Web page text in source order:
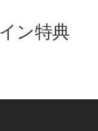
ン特典